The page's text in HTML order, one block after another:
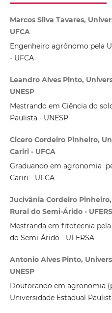
Marcos Silva Tavares,
UFCA
Engenheiro agrônomo pela
- UFCA
Leandro Alves Pinto,
UNESP
Mestrando em Ciência do
Paulista - UNESP
Cicero Cordeiro Pinheiro,
Cariri - UFCA
Graduando em agronomia
Cariri - UFCA
Jucivânia Cordeiro
Rural do Semi-Árido -
Mestranda em fitotecnia
do Semi-Árido - UFERSA
Antonio Alves Pinto,
UNESP
Doutorando em agronomia
Universidade Estadual